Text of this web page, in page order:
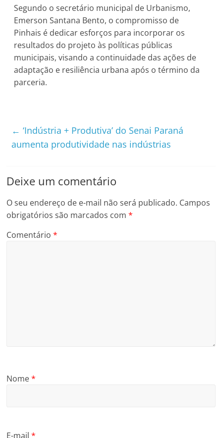
Segundo o secretário municipal de Urbanismo,
Emerson Santana Bento, o compromisso de
Pinhais é dedicar esforços para incorporar os
resultados do projeto às políticas públicas
municipais, visando a continuidade das ações de
adaptação e resiliência urbana após o término da
parceria.
← ‘Indústria + Produtiva’ do Senai Paraná
aumenta produtividade nas indústrias
Deixe um comentário
O seu endereço de e-mail não será publicado. Campos
obrigatórios são marcados com*
Comentário*
Nome*
E-mail*